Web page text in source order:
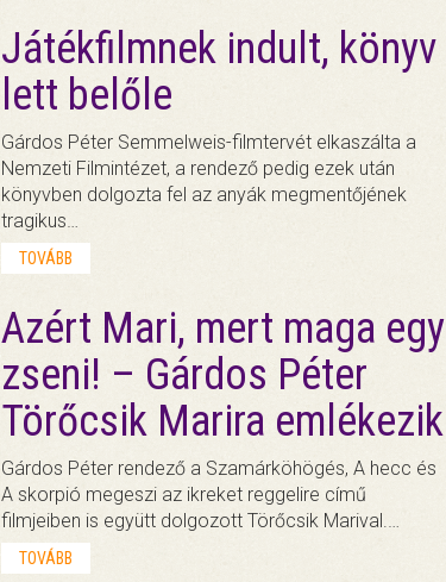
Játékfilmnek indult, könyv
lett belőle
Gárdos Péter Semmelweis-filmtervét elkaszálta a
Nemzeti Filmintézet, a rendező pedig ezek után
könyvben dolgozta fel az anyák megmentőjének
tragikus…
TOVÁBB
Azért Mari, mert maga egy
zseni! – Gárdos Péter
Törőcsik Marira emlékezik
Gárdos Péter rendező a Szamárköhögés, A hecc és
A skorpió megeszi az ikreket reggelire című
filmjeiben is együtt dolgozott Törőcsik Marival.…
TOVÁBB